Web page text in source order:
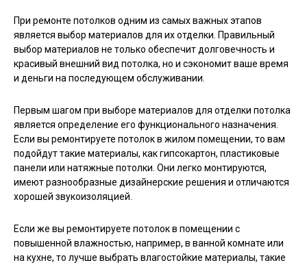
При ремонте потолков одним из самых важных этапов
является выбор материалов для их отделки. Правильный
выбор материалов не только обеспечит долговечность и
красивый внешний вид потолка, но и сэкономит ваше время
и деньги на последующем обслуживании.
Первым шагом при выборе материалов для отделки потолка
является определение его функционального назначения.
Если вы ремонтируете потолок в жилом помещении, то вам
подойдут такие материалы, как гипсокартон, пластиковые
панели или натяжные потолки. Они легко монтируются,
имеют разнообразные дизайнерские решения и отличаются
хорошей звукоизоляцией.
Если же вы ремонтируете потолок в помещении с
повышенной влажностью, например, в ванной комнате или
на кухне, то лучше выбрать влагостойкие материалы, такие